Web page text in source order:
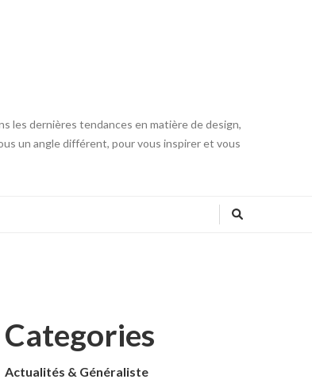
les dernières tendances en matière de design,
un angle différent, pour vous inspirer et vous
Categories
Actualités & Généraliste